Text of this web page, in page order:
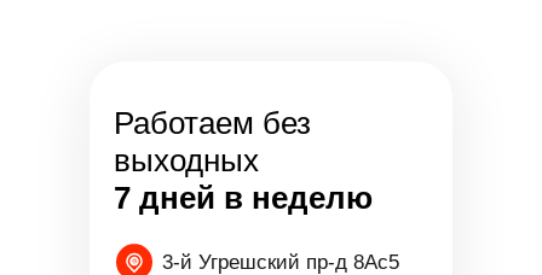
Работаем без
выходных
7 дней в неделю
3-й Угрешский пр-д 8Ас5